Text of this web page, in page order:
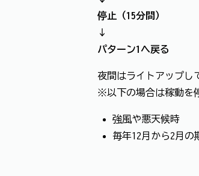
停止（15分間）
↓
パターン1へ戻る
夜間はライトアップし
※以下の場合は稼動を
強風や悪天候時
毎年12月から2月の